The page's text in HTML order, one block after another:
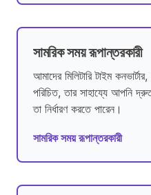
সামরিক সময় রূপান্তরকারী
আমাদের মিলিটারি টাইম
পরিচিত, তার সাহায্যে আপনি
তা নির্ধারণ করতে পারেন।
সামরিক সময় রূপান্তরকারী